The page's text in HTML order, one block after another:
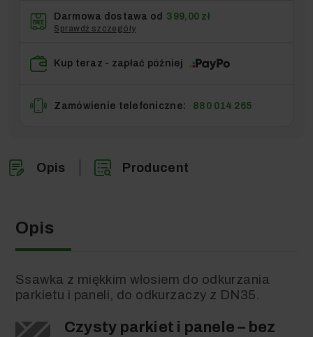
Darmowa dostawa od 399,00 zł
Sprawdź szczegóły
Kup teraz - zapłać później
Zamówienie telefoniczne: 880 014 265
Opis Producent
Opis
Ssawka z miękkim włosiem do odkurzania
parkietu i paneli, do odkurzaczy z DN35.
Czysty parkiet i panele – bez